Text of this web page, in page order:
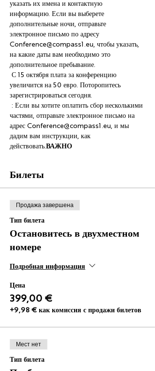
указать их имена и контактную
информацию. Если вы выберете
дополнительные ночи, отправьте
электронное письмо по адресу
Conference@compass1.eu, чтобы указать,
на какие даты вам необходимо это
дополнительное пребывание.
увеличится на 50 евро. Поторопитесь
зарегистрироваться сегодня.
частями, отправьте электронное письмо на
адрес Conference@compass1.eu, и мы
дадим вам инструкции, как
действовать.ВАЖНО
Билеты
Продажа завершена
Тип билета
Остановитесь в двухместном
номере
Подробная информация
Цена
399,00 €
+9,98 € как комиссия с продажи билетов
Мест нет
Тип билета